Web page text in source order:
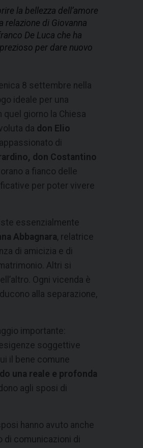
la bellezza dell’amore
relazione di Giovanna
De Luca che ha
per dare nuovo
8 settembre nella
ideale per una
quel giorno la Chiesa
da don Elio
di
don Costantino
a fianco delle
per poter vivere
essenzialmente
Abbagnara, relatrice
di amicizia e di
Altri si
Ogni vicenda è
alla separazione,
importante:
soggettive
il bene comune
una reale e profonda
agli sposi di
hanno avuto anche
di comunicazioni di